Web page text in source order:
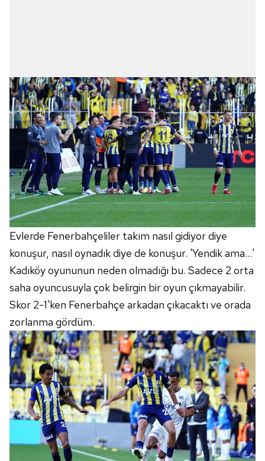
Evlerde Fenerbahçeliler takım nasıl gidiyor diye
konuşur, nasıl oynadık diye de konuşur. 'Yendik ama...'
Kadıköy oyununun neden olmadığı bu. Sadece 2 orta
saha oyuncusuyla çok belirgin bir oyun çıkmayabilir.
Skor 2-1'ken Fenerbahçe arkadan çıkacaktı ve orada
zorlanma gördüm.